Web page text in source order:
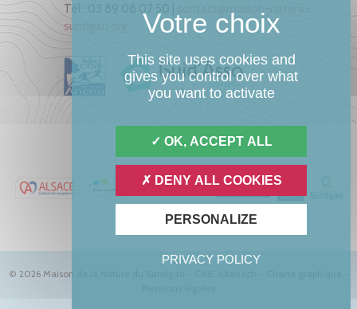
Tél : 03 89 08 07 50 |
sundgau.org
© 2026 Maison de la Nature du Sundgau - CINE Altenach -
This site uses cookies and
gives you control over what
you want to activate
OK, ACCEPT ALL
DENY ALL COOKIES
PERSONALIZE
PRIVACY POLICY